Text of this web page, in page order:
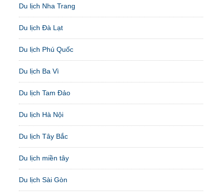
Du lịch Nha Trang
Du lịch Đà Lạt
Du lịch Phú Quốc
Du lịch Ba Vì
Du lịch Tam Đảo
Du lịch Hà Nội
Du lịch Tây Bắc
Du lịch miền tây
Du lịch Sài Gòn